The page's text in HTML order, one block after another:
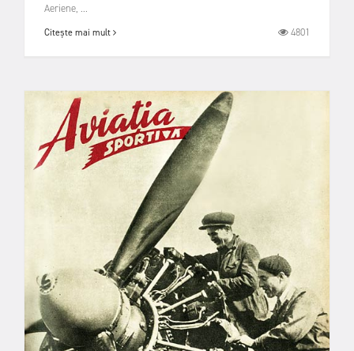
Aeriene, ...
Citește mai mult 4801